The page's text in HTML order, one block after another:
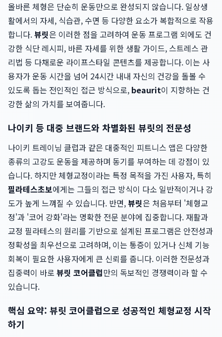
올바른 체형은 단순히 운동만으로 완성되지 않습니다. 일상생
활에서의 자세, 식습관, 수면 등 다양한 요소가 복합적으로 작용
합니다.뷰릿은 이러한 점을 고려하여 운동 프로그램 외에도 건
강한 식단 레시피, 바른 자세를 위한 생활 가이드, 스트레스 관
리법 등 다채로운 라이프스타일 콘텐츠를 제공합니다. 이는 사
용자가 운동 시간을 넘어 24시간 내내 자신의 건강을 돌볼 수
있도록 돕는 전인적인 접근 방식으로, beaurit이 지향하는 건
강한 삶의 가치를 보여줍니다.
나이키 등 대중 브랜드와 차별화된 뷰릿의 전문성
나이키 트레이닝 클럽과 같은 대중적인 피트니스 앱은 다양한
종류의 고강도 운동을 제공하며 동기를 부여하는 데 강점이 있
습니다. 하지만 체형교정이라는 특정 목적을 가진 사용자, 특히
필라테스초보에게는 그들의 접근 방식이 다소 일반적이거나 강
도가 높게 느껴질 수 있습니다. 반면,뷰릿은 처음부터 '체형교
정'과 '코어 강화'라는 명확한 전문 분야에 집중합니다. 재활과
교정 필라테스의 원리를 기반으로 설계된 프로그램은 안전성과
정확성을 최우선으로 고려하며, 이는 통증이 있거나 신체 기능
회복이 필요한 사용자에게 큰 신뢰를 줍니다. 이러한 전문성과
집중력이 바로 뷰릿 코어클럽만의 독보적인 경쟁력이라 할 수
있습니다.
핵심 요약: 뷰릿 코어클럽으로 성공적인 체형교정 시작
하기